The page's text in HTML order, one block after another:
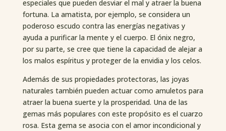
especiales que pueden desviar el mal y atraer la buena
fortuna. La amatista, por ejemplo, se considera un
poderoso escudo contra las energías negativas y
ayuda a purificar la mente y el cuerpo. El ónix negro,
por su parte, se cree que tiene la capacidad de alejar a
los malos espíritus y proteger de la envidia y los celos.
Además de sus propiedades protectoras, las joyas
naturales también pueden actuar como amuletos para
atraer la buena suerte y la prosperidad. Una de las
gemas más populares con este propósito es el cuarzo
rosa. Esta gema se asocia con el amor incondicional y